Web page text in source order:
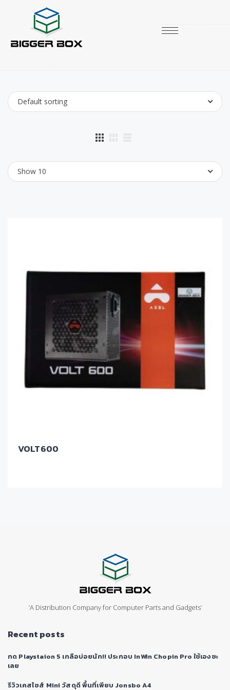
Default sorting
Show 10
VOLT600
‘A Distribution Company for Computer Parts and Gadgets’
Recent posts
กด Playstaion 5 เกลือบ่อยนัก!! ประกอบ InWin Chopin Pro ใช้เองซะ
เลย
รีวิวเคสไซส์ Mini วัสดุดี พื้นที่เพียบ Jonsbo A4